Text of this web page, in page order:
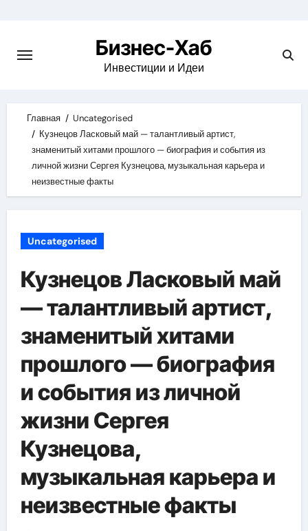
content
Бизнес-Хаб
Инвестиции и Идеи
Главная
Uncategorised
Кузнецов Ласковый май — талантливый артист,
знаменитый хитами прошлого — биография и события из
личной жизни Сергея Кузнецова, музыкальная карьера и
неизвестные факты
Uncategorised
Кузнецов Ласковый май
— талантливый артист,
знаменитый хитами
прошлого — биография
и события из личной
жизни Сергея
Кузнецова,
музыкальная карьера и
неизвестные факты